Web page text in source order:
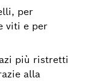
per
viti e per
più ristretti
alla